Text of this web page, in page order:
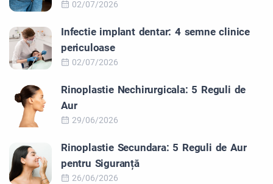
02/07/2026
Infectie implant dentar: 4 semne clinice
periculoase
02/07/2026
Rinoplastie Nechirurgicala: 5 Reguli de
Aur
29/06/2026
Rinoplastie Secundara: 5 Reguli de Aur
pentru Siguranță
26/06/2026